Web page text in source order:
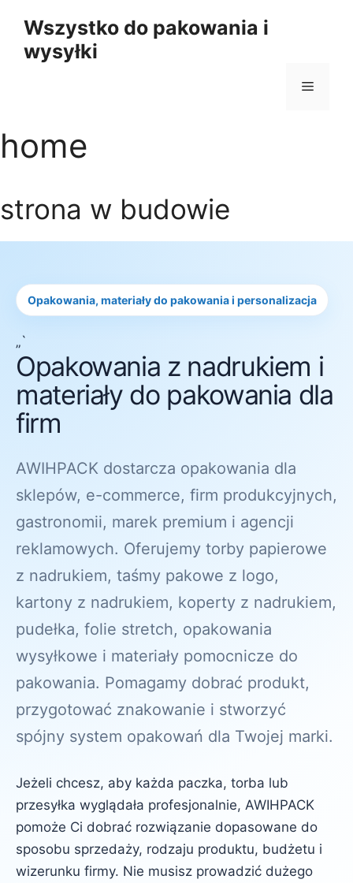
treści
Wszystko do pakowania i
wysyłki
Menu
home
strona w budowie
Opakowania, materiały do pakowania i personalizacja
„`
Opakowania z nadrukiem i
materiały do pakowania dla
firm
AWIHPACK dostarcza opakowania dla
sklepów, e-commerce, firm produkcyjnych,
gastronomii, marek premium i agencji
reklamowych. Oferujemy torby papierowe
z nadrukiem, taśmy pakowe z logo,
kartony z nadrukiem, koperty z nadrukiem,
pudełka, folie stretch, opakowania
wysyłkowe i materiały pomocnicze do
pakowania. Pomagamy dobrać produkt,
przygotować znakowanie i stworzyć
spójny system opakowań dla Twojej marki.
Jeżeli chcesz, aby każda paczka, torba lub
przesyłka wyglądała profesjonalnie, AWIHPACK
pomoże Ci dobrać rozwiązanie dopasowane do
sposobu sprzedaży, rodzaju produktu, budżetu i
wizerunku firmy. Nie musisz prowadzić dużego